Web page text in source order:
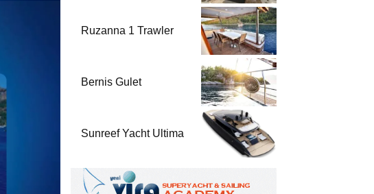
Ruzanna 1 Trawler
Bernis Gulet
Sunreef Yacht Ultima